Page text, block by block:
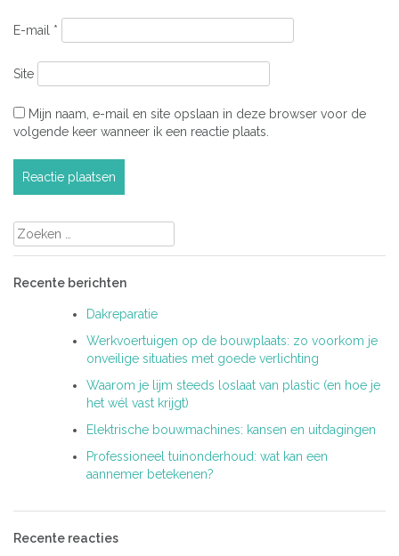
E-mail *
Site
Mijn naam, e-mail en site opslaan in deze browser voor de
volgende keer wanneer ik een reactie plaats.
Zoeken
naar:
Recente berichten
Dakreparatie
Werkvoertuigen op de bouwplaats: zo voorkom je
onveilige situaties met goede verlichting
Waarom je lijm steeds loslaat van plastic (en hoe je
het wél vast krijgt)
Elektrische bouwmachines: kansen en uitdagingen
Professioneel tuinonderhoud: wat kan een
aannemer betekenen?
Recente reacties